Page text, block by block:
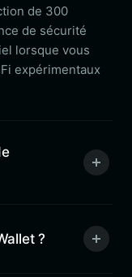
de 300
de sécurité
lorsque vous
expérimentaux
?